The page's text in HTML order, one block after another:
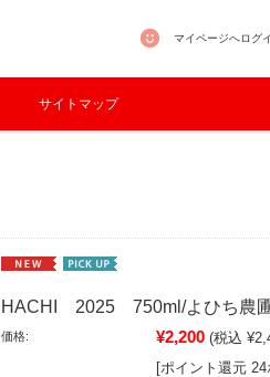
マイページへログ
サイトマップ
HACHI 2025 750ml/よひち農圃
価格: ¥2,200 (税込
[ポイント還元